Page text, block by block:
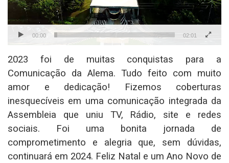
00:00 02:01
2023 foi de muitas conquistas para a
Comunicação da Alema. Tudo feito com muito
amor e dedicação! Fizemos coberturas
inesquecíveis em uma comunicação integrada da
Assembleia que uniu TV, Rádio, site e redes
sociais. Foi uma bonita jornada de
comprometimento e alegria que, sem dúvidas,
continuará em 2024. Feliz Natal e um Ano Novo de